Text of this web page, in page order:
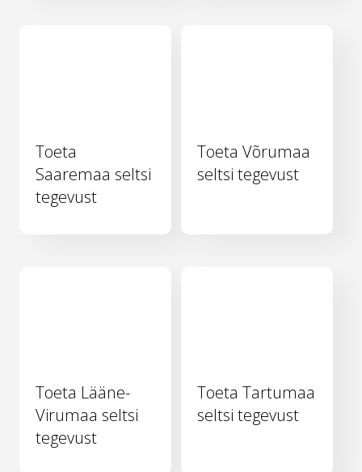
Toeta
Saaremaa seltsi
tegevust
Toeta Võrumaa
seltsi tegevust
Toeta Lääne-
Virumaa seltsi
tegevust
Toeta Tartumaa
seltsi tegevust